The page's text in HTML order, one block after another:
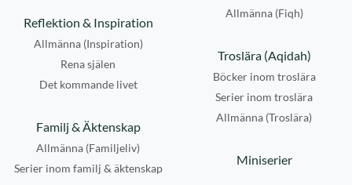
Allmänna (Fiqh)
Reflektion & Inspiration
Allmänna (Inspiration)
Rena själen
Det kommande livet
Troslära (Aqidah)
Böcker inom troslära
Serier inom troslära
Allmänna (Troslära)
Familj & Äktenskap
Allmänna (Familjeliv)
Serier inom familj & äktenskap
Miniserier